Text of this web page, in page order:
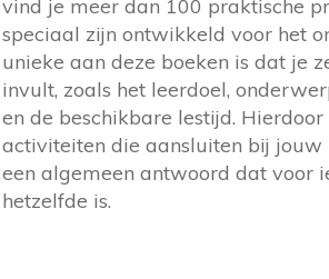
vind je meer dan 100 praktische
speciaal zijn ontwikkeld voor het
unieke aan deze boeken is dat je
invult, zoals het leerdoel,
en de beschikbare lestijd.
activiteiten die aansluiten bij jouw
een algemeen antwoord dat voor
hetzelfde is.